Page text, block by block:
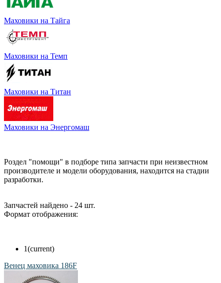
Маховики на Тайга
Маховики на Темп
Маховики на Титан
Маховики на Энергомаш
Роздел "помощи" в подборе типа запчасти при неизвестном
производителе и модели оборудования, находится на стадии
разработки.
Запчастей найдено - 24 шт.
Формат отображения:
1(current)
Венец маховика 186F